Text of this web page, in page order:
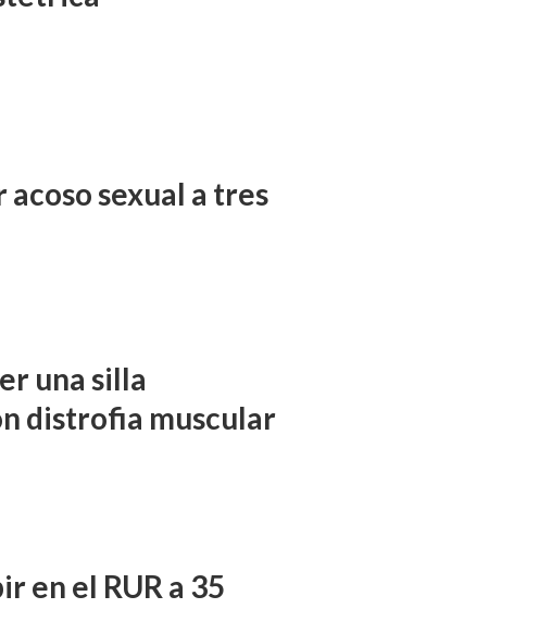
sexual a tres
una silla
distrofia muscular
en el RUR a 35